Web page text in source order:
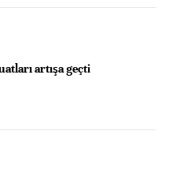
artışa geçti